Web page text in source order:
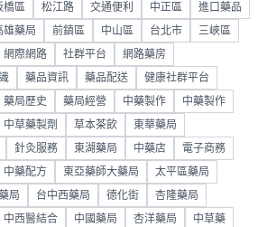
橋區 松江路 交通便利 中正區 進口藥品
雄藥局 前鎮區 中山區 台北市 三峽區
網際網路 社群平台 網路藥房
藥品資訊 藥品配送 健康社群平台
藥局歷史 藥局經營 中藥製作 中藥製作
中草藥製劑 草本茶飲 東華藥局
針灸服務 東湖藥局 中藥店 電子商務
中藥配方 東亞藥師大藥局 太平區藥局
局 台中西藥局 德化街 杏隆藥局
中西醫結合 中國藥局 杏洋藥局 中草藥